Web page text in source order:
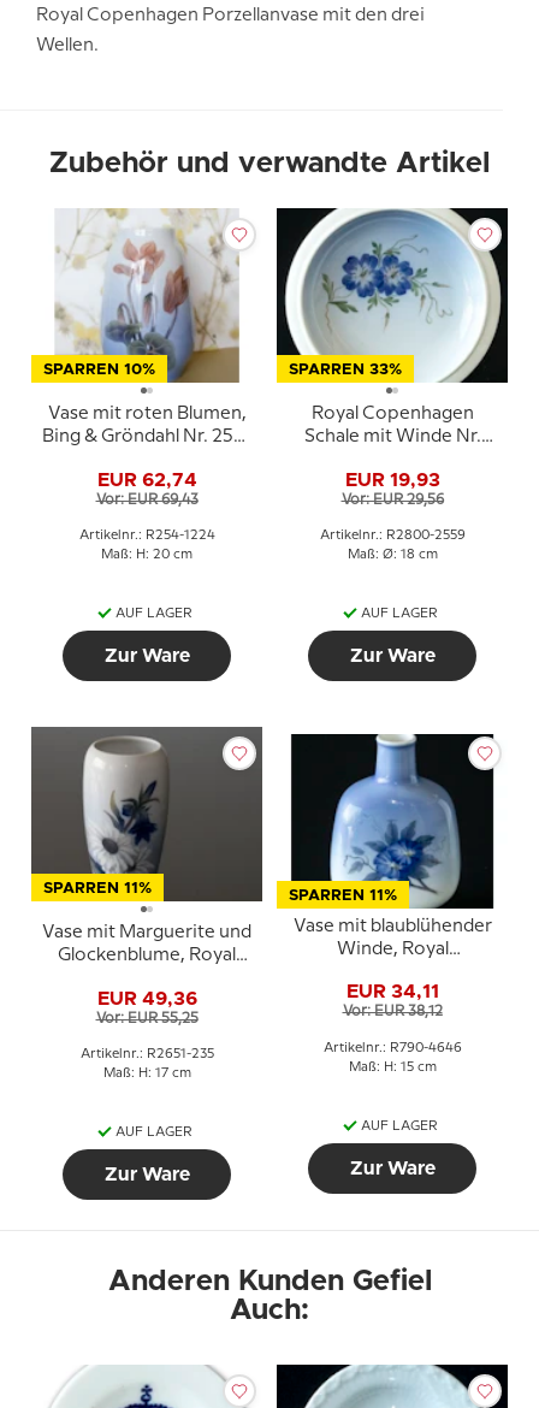
Royal Copenhagen Porzellanvase mit den drei
Wellen.
Zubehör und verwandte Artikel
SPARREN 10%
Vase mit roten Blumen,
Bing & Gröndahl Nr. 254-
EUR 62,74
Vor: EUR 69,43
Artikelnr.: R254-1224
Maß: H: 20 cm
AUF LAGER
Zur Ware
SPARREN 33%
Royal Copenhagen
Schale mit Winde Nr.
EUR 19,93
Vor: EUR 29,56
Artikelnr.: R2800-2559
Maß: Ø: 18 cm
AUF LAGER
Zur Ware
SPARREN 11%
Vase mit Marguerite und
Glockenblume, Royal
235
EUR 49,36
Vor: EUR 55,25
Artikelnr.: R2651-235
Maß: H: 17 cm
AUF LAGER
Zur Ware
SPARREN 11%
Vase mit blaublühender
Winde, Royal
4646
EUR 34,11
Vor: EUR 38,12
Artikelnr.: R790-4646
Maß: H: 15 cm
AUF LAGER
Zur Ware
Anderen Kunden Gefiel
Auch: